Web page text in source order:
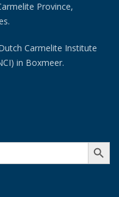
Province,
Carmelite Institute
in Boxmeer.
SEARCH